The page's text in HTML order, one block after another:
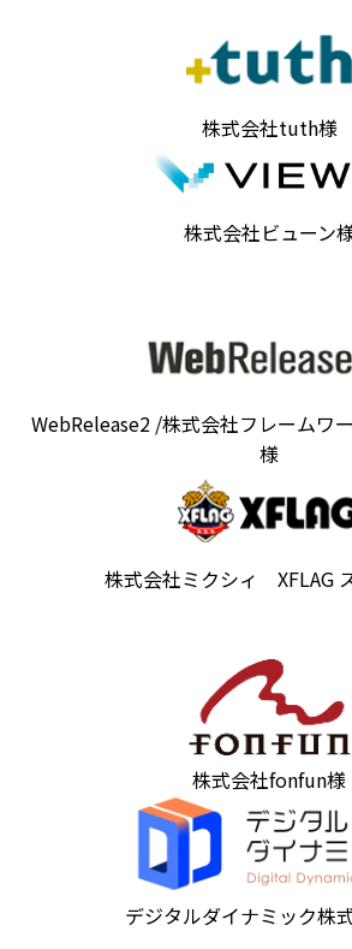
株式会社tuth様
株式会社ビューン
WebRelease2 /株式会社フレームワ
様
株式会社ミクシィ XFLAG
株式会社fonfun様
デジタルダイナミック株